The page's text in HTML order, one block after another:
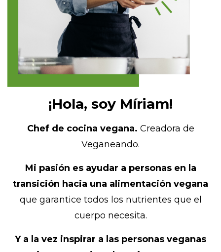
¡Hola, soy Míriam!
Chef de cocina vegana. Creadora de
Veganeando.
Mi pasión es ayudar a personas en la
transición hacia una alimentación vegana
que garantice todos los nutrientes que el
cuerpo necesita.
Y a la vez inspirar a las personas veganas